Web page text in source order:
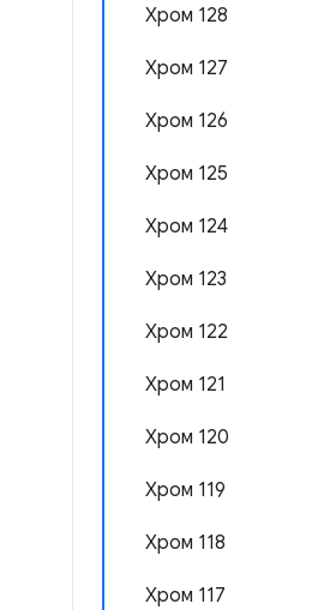
Хром 128
Хром 127
Хром 126
Хром 125
Хром 124
Хром 123
Хром 122
Хром 121
Хром 120
Хром 119
Хром 118
Хром 117